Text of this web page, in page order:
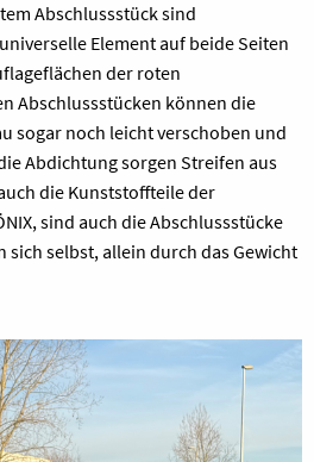
Abschlussstück sind
Element auf beide Seiten
der roten
Abschlussstücken können die
sogar noch leicht verschoben und
Abdichtung sorgen Streifen aus
die Kunststoffteile der
sind auch die Abschlussstücke
selbst, allein durch das Gewicht